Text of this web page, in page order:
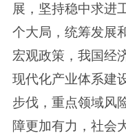
展，坚持稳中求进
个大局，统筹发展
宏观政策，我国经
现代化产业体系建
步伐，重点领域风
障更加有力，社会